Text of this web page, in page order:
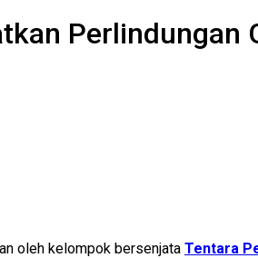
Perlindungan
oleh kelompok bersenjata Tentara